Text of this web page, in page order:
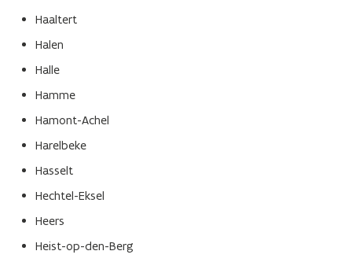
Haaltert
Halen
Halle
Hamme
Hamont-Achel
Harelbeke
Hasselt
Hechtel-Eksel
Heers
Heist-op-den-Berg